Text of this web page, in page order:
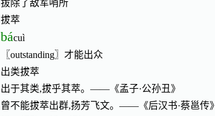
拔除了敌军哨所
拔萃
bácuì
〖outstanding〗才能出众
出类拔萃
出于其类,拔乎其萃。——《孟子·公孙丑》
曾不能拔萃出群,扬芳飞文。——《后汉书·蔡邕传》